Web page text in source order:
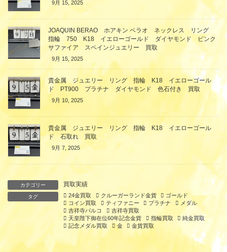
9月 15, 2025
JOAQUIN BERAO ホアキン ベラオ ネックレス リング
指輪 750 K18 イエローゴールド ダイヤモンド ピンク
サファイア スペインジュエリー 買取
9月 15, 2025
貴金属 ジュエリー リング 指輪 K18 イエローゴール
ド PT900 プラチナ ダイヤモンド 色石付き 買取
9月 10, 2025
貴金属 ジュエリー リング 指輪 K18 イエローゴール
ド 石取れ 買取
9月 7, 2025
カテゴリー 買取実績
タグ 24金買取 クルーガーランド金貨
ゴールド
コイン買取
ティファニー プラチナ
メダル
吉祥寺パルコ
吉祥寺買取
天皇陛下御在位60年記念金貨
指輪買取
純金買取
記念メダル買取
金 金貨買取